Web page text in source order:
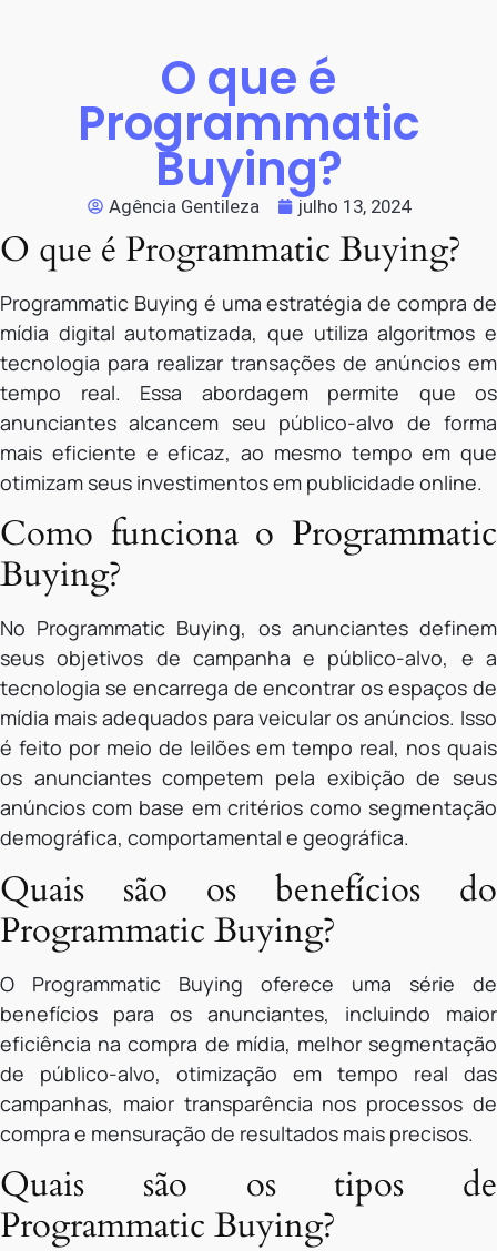
O que é
Programmatic
Buying?
Agência Gentileza julho 13, 2024
O que é Programmatic Buying?
Programmatic Buying é uma estratégia de compra de
mídia digital automatizada, que utiliza algoritmos e
tecnologia para realizar transações de anúncios em
tempo real. Essa abordagem permite que os
anunciantes alcancem seu público-alvo de forma
mais eficiente e eficaz, ao mesmo tempo em que
otimizam seus investimentos em publicidade online.
Como funciona o Programmatic
Buying?
No Programmatic Buying, os anunciantes definem
seus objetivos de campanha e público-alvo, e a
tecnologia se encarrega de encontrar os espaços de
mídia mais adequados para veicular os anúncios. Isso
é feito por meio de leilões em tempo real, nos quais
os anunciantes competem pela exibição de seus
anúncios com base em critérios como segmentação
demográfica, comportamental e geográfica.
Quais são os benefícios do
Programmatic Buying?
O Programmatic Buying oferece uma série de
benefícios para os anunciantes, incluindo maior
eficiência na compra de mídia, melhor segmentação
de público-alvo, otimização em tempo real das
campanhas, maior transparência nos processos de
compra e mensuração de resultados mais precisos.
Quais são os tipos de
Programmatic Buying?